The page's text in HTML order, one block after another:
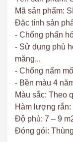
Mã sản phẩm:
Đặc tính sản
- Chống phấn
- Sử dụng phù
măng,..
- Chống nấm
- Bền màu 4
Màu sắc: Theo
Hàm lượng rắn:
Độ phủ: 7 – 9
Đóng gói: